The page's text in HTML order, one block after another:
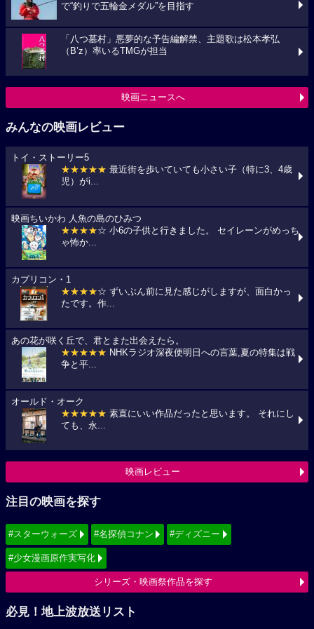
で“釣りで五輪金メダル”を目指す
「八つ墓村」悪夢的な予告編解禁、主題歌は松本孝弘
（B’z）率いるTMGが担当
映画ニュースへ
みんなの映画レビュー
トイ・ストーリー5
★★★★★ 最近街を歩いていても小さい子（特に3、4歳
児）がi...
映画ちいかわ 人魚の島のひみつ
★★★★☆ 小6の子供と行きました。 セイレーンがめっち
ゃ怖か...
カプリコン・1
★★★★☆ ずいぶん前に見た感じがしますが、面白かっ
たです。作...
あの花が咲く丘で、君とまた出会えたら。
★★★★★ NHKラジオ深夜便明日への言葉,夏の特集は戦
争と平...
オールド・オーク
★★★★★ 素直にいい作品だったと思います。 それにし
ても、永...
映画レビュー
注目の映画を探す
#スターウォーズ #名探偵コナン #ディズニー
#少女漫画原作実写化
シリーズ・映画祭作品を探す
必見！地上波放送リスト